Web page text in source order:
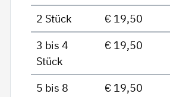
2 Stück
€ 19,50
3 bis 4
Stück
€ 19,50
5 bis 8
€ 19,50